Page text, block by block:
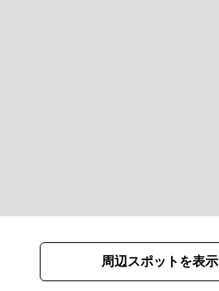
周辺スポットを表示